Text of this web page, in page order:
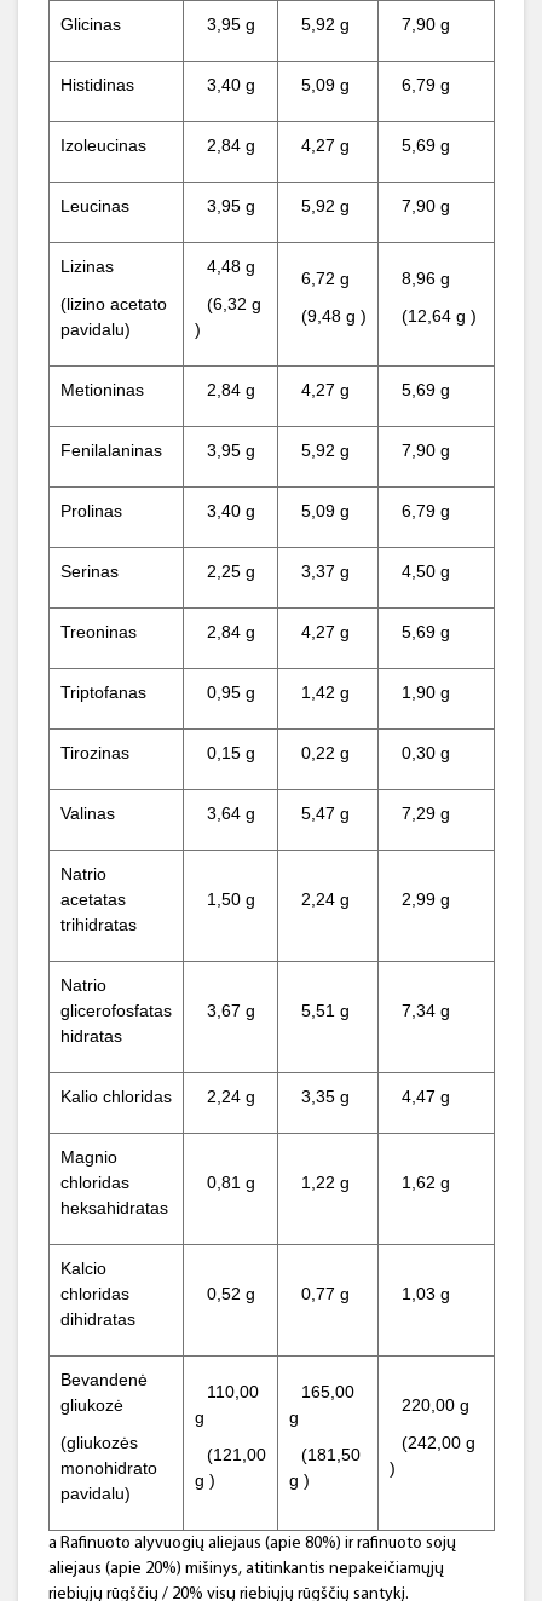
Glicinas 3,95 g 5,92 g 7,90 g
Histidinas 3,40 g 5,09 g 6,79 g
Izoleucinas 2,84 g 4,27 g 5,69 g
Leucinas 3,95 g 5,92 g 7,90 g
Lizinas
(lizino acetato
pavidalu)
4,48 g
(6,32 g
)
6,72 g
(9,48 g )
8,96 g
(12,64 g )
Metioninas 2,84 g 4,27 g 5,69 g
Fenilalaninas 3,95 g 5,92 g 7,90 g
Prolinas 3,40 g 5,09 g 6,79 g
Serinas 2,25 g 3,37 g 4,50 g
Treoninas 2,84 g 4,27 g 5,69 g
Triptofanas 0,95 g 1,42 g 1,90 g
Tirozinas 0,15 g 0,22 g 0,30 g
Valinas 3,64 g 5,47 g 7,29 g
Natrio
acetatas
trihidratas
1,50 g 2,24 g 2,99 g
Natrio
glicerofosfatas
hidratas
3,67 g 5,51 g 7,34 g
Kalio chloridas 2,24 g 3,35 g 4,47 g
Magnio
chloridas
heksahidratas
0,81 g 1,22 g 1,62 g
Kalcio
chloridas
dihidratas
0,52 g 0,77 g 1,03 g
Bevandenė
gliukozė
(gliukozės
monohidrato
pavidalu)
110,00
g
(121,00
g )
165,00
g
(181,50
g )
220,00 g
(242,00 g
)
a Rafinuoto alyvuogių aliejaus (apie 80%) ir rafinuoto sojų
aliejaus (apie 20%) mišinys, atitinkantis nepakeičiamųjų
riebiųjų rūgščių / 20% visų riebiųjų rūgščių santykį.